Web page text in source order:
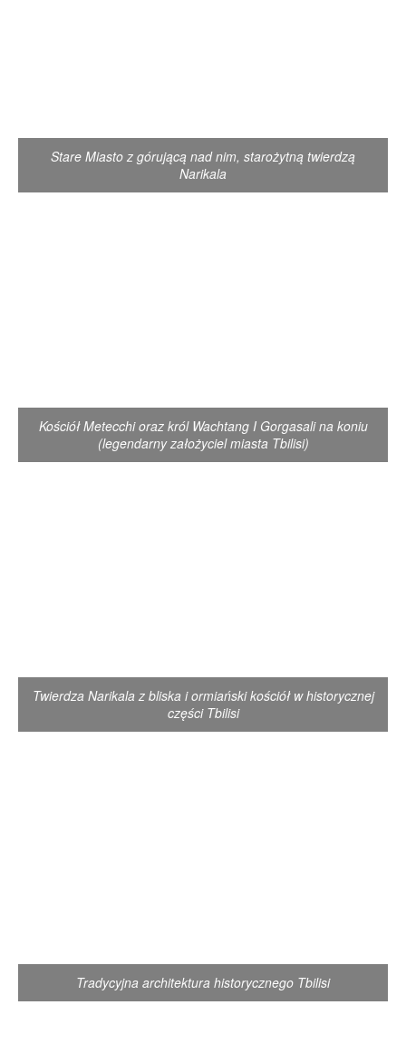
Stare Miasto z górującą nad nim, starożytną twierdzą
Narikala
Kościół Metecchi oraz król Wachtang I Gorgasali na koniu
(legendarny założyciel miasta Tbilisi)
Twierdza Narikala z bliska i ormiański kościół w historycznej
części Tbilisi
Tradycyjna architektura historycznego Tbilisi